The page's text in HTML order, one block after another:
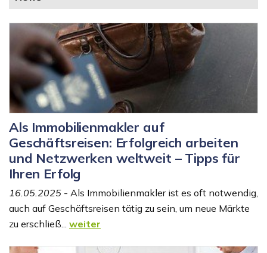
Als Immobilienmakler auf
Geschäftsreisen: Erfolgreich arbeiten
und Netzwerken weltweit – Tipps für
Ihren Erfolg
16.05.2025 - Als Immobilienmakler ist es oft notwendig,
auch auf Geschäftsreisen tätig zu sein, um neue Märkte
zu erschließ... weiter